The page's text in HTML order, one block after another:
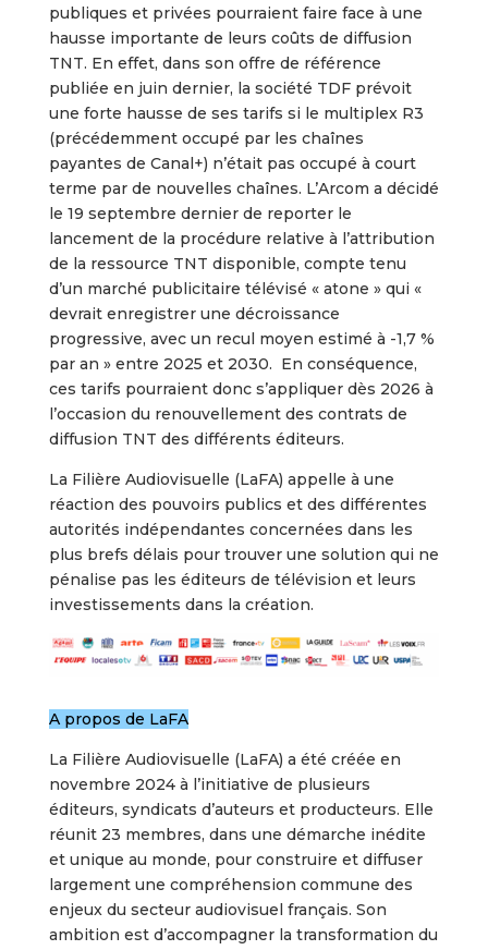
publiques et privées pourraient faire face à une
hausse importante de leurs coûts de diffusion
TNT. En effet, dans son offre de référence
publiée en juin dernier, la société TDF prévoit
une forte hausse de ses tarifs si le multiplex R3
(précédemment occupé par les chaînes
payantes de Canal+) n’était pas occupé à court
terme par de nouvelles chaînes. L’Arcom a décidé
le 19 septembre dernier de reporter le
lancement de la procédure relative à l’attribution
de la ressource TNT disponible, compte tenu
d’un marché publicitaire télévisé « atone » qui «
devrait enregistrer une décroissance
progressive, avec un recul moyen estimé à -1,7 %
par an » entre 2025 et 2030. En conséquence,
ces tarifs pourraient donc s’appliquer dès 2026 à
l’occasion du renouvellement des contrats de
diffusion TNT des différents éditeurs.
La Filière Audiovisuelle (LaFA) appelle à une
réaction des pouvoirs publics et des différentes
autorités indépendantes concernées dans les
plus brefs délais pour trouver une solution qui ne
pénalise pas les éditeurs de télévision et leurs
investissements dans la création.
A propos de LaFA
La Filière Audiovisuelle (LaFA) a été créée en
novembre 2024 à l’initiative de plusieurs
éditeurs, syndicats d’auteurs et producteurs. Elle
réunit 23 membres, dans une démarche inédite
et unique au monde, pour construire et diffuser
largement une compréhension commune des
enjeux du secteur audiovisuel français. Son
ambition est d’accompagner la transformation du